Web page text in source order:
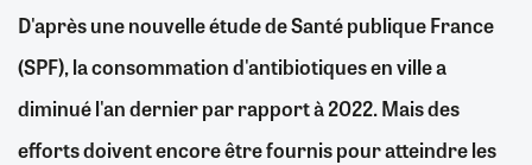
D'après une nouvelle étude de Santé publique France
(SPF), la consommation d'antibiotiques en ville a
diminué l'an dernier par rapport à 2022. Mais des
efforts doivent encore être fournis pour atteindre les